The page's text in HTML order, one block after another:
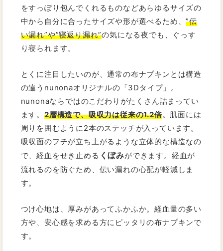
をすっぽり包んでくれるものなどあらゆるサイズの
中から自分に合ったサイズや形が選べるため、”伝
い漏れ”や”寝返り漏れ”の気になる夜でも、ぐっす
り寝られます。
とくに注目したいのが、通常の布ナプキンとは構造
の違うnunonaオリジナルの「3Dタイプ」。
nunonaならではのこだわりがたくさん詰まってい
ます。2層構造で、吸収力は従来の1.2倍。肌面には
周りを囲むように2本のステッチが入っています。
吸収面のフチが立ち上がるような立体的な構造なの
で、経血をせき止める くぼみができます。経血が
流れるのを防ぐため、伝い漏れの心配が軽減しま
す。
つけ心地は、厚みがあってふかふか。経血量の多い
方や、安心感を求める方にピッタリの布ナプキンで
す。